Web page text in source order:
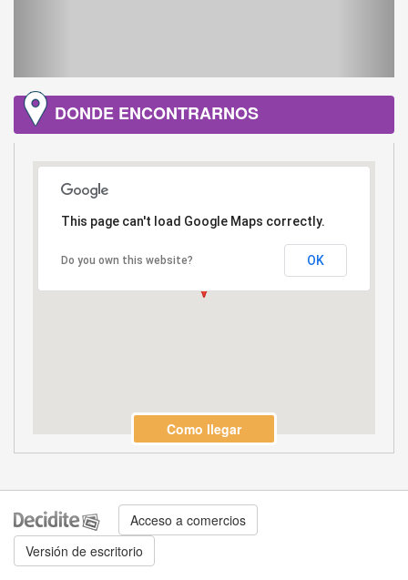
DONDE ENCONTRARNOS
This page can't load Google Maps correctly.
Do you own this website? OK
Como llegar
Acceso a comercios
Versión de escritorio